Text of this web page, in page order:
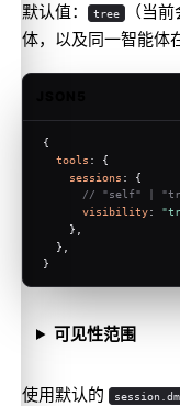
默认值： tree （当前
体，以及同一智能体
{
tools : {
sessions : {
// "self" |
visibility:
    },
  },
}
可见性范围
使用默认的